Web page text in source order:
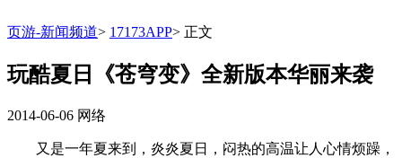
页游-新闻频道> 17173APP> 正文
玩酷夏日《苍穹变》全新版本华丽来袭
2014-06-06 网络
又是一年夏来到，炎炎夏日，闷热的高温让人心情烦躁，